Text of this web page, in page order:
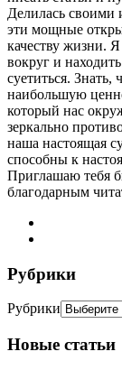
Делилась своими
эти мощные
качеству жизни.
вокруг и
суетиться. Знать,
наибольшую
который нас
зеркально
наша настоящая
способны к
Приглашаю тебя
благодарным
Рубрики
Рубрики
Новые статьи